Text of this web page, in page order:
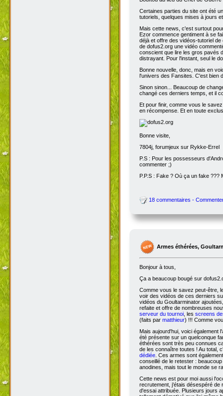
Certaines parties du site ont été
tutoriels, quelques mises à jours
Mais cette news, c'est surtout
Ezor commence gentiment à se
déjà et offre des vidéos-tutoriel
de dofus2.org une vidéo
conscient que lire les gros pavés
distrayant. Pour l'instant, seul le
Bonne nouvelle, donc, mais en
l'univers des Fansites. C'est bien
Sinon sinon... Beaucoup de
changé ces derniers temps, et il
Et pour finir, comme vous le
en récompense. Et en toute
Bonne visite,
7804j, forumjeux sur Rykke-Errel
P.S : Pour les possesseurs
commenter ;)
P.P.S : Fake ? Où ça un fake ???
18 commentaires -
Armes éthérées,
Bonjour à tous,
Ça a beaucoup bougé sur
Comme vous le savez peut-être,
voir des vidéos de ces derniers
vidéos du Goultarminator
refaite et offre de nombreuses
serveur du tournoi, les screens
(faits par matthieur) !!! Comme
Mais aujourd'hui, voici également
été présente sur un quelconque
éthérées sont très peu connues
de les connaître toutes ! Au total,
dédiée. Ces armes sont
conseillé de le retester :
anodines, mais tout le monde se
Cette news est pour moi aussi
recrutement, j'étais désespéré de
d'essai attribuée. Plusieurs jours